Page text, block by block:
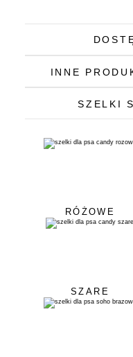
INNE
SZELKI
RÓŻOWE
SZARE